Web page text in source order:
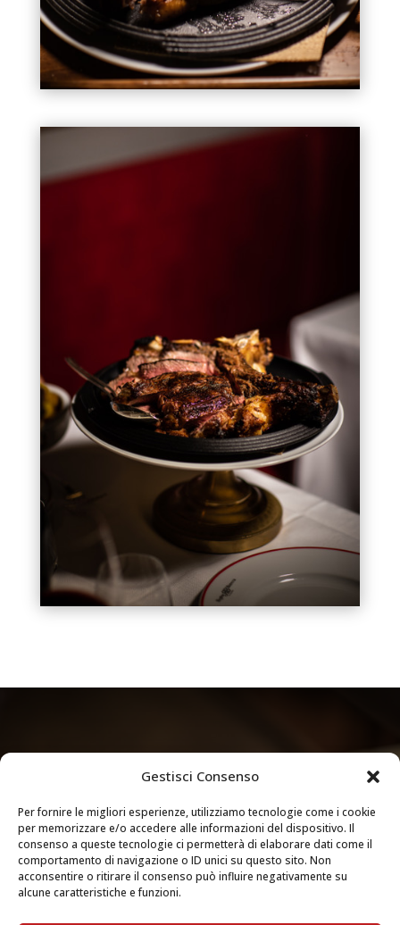
Gestisci Consenso
Per fornire le migliori esperienze, utilizziamo tecnologie come i cookie
per memorizzare e/o accedere alle informazioni del dispositivo. Il
consenso a queste tecnologie ci permetterà di elaborare dati come il
comportamento di navigazione o ID unici su questo sito. Non
acconsentire o ritirare il consenso può influire negativamente su
alcune caratteristiche e funzioni.
VIENI A TROVARCI